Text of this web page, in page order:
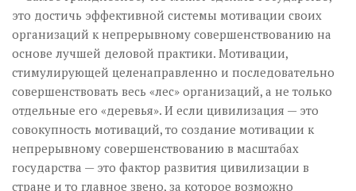
это достичь эффективной системы мотивации своих
организаций к непрерывному совершенствованию на
основе лучшей деловой практики. Мотивации,
стимулирующей целенаправленно и последовательно
совершенствовать весь «лес» организаций, а не только
отдельные его «деревья». И если цивилизация — это
совокупность мотиваций, то создание мотивации к
непрерывному совершенствованию в масштабах
государства — это фактор развития цивилизации в
стране и то главное звено, за которое возможно